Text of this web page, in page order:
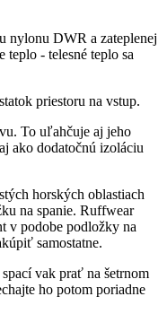
nylonu DWR a zateplenej
- telesné teplo sa
priestoru na vstup.
To uľahčuje aj jeho
ako dodatočnú izoláciu
horských oblastiach
na spanie. Ruffwear
v podobe podložky na
samostatne.
vak prať na šetrnom
ho potom poriadne